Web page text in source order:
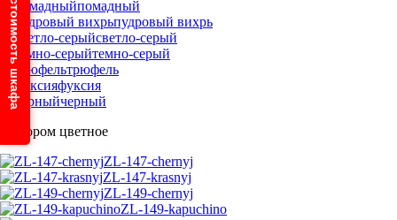
помадный
пудровый вихрь
светло-серый
темно-серый
трюфель
фуксия
черный
С узором цветное
ZL-147-chernyj
ZL-147-krasnyj
ZL-149-chernyj
ZL-149-kapuchino